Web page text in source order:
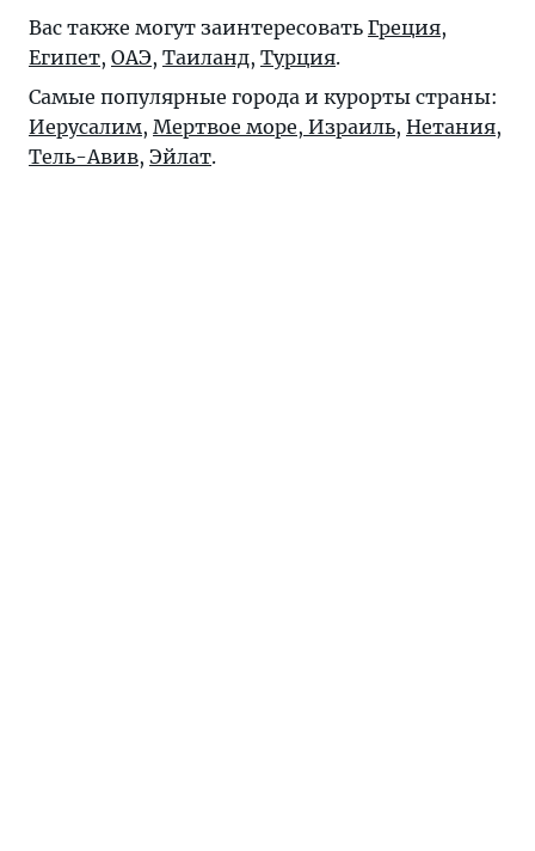
Вас также могут заинтересовать Греция,
Египет, ОАЭ, Таиланд, Турция.
Самые популярные города и курорты страны:
Иерусалим, Мертвое море, Израиль, Нетания,
Тель-Авив, Эйлат.